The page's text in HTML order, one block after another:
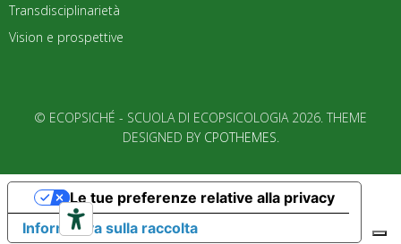
Transdisciplinarietà
Vision e prospettive
© ECOPSICHÉ - SCUOLA DI ECOPSICOLOGIA 2026. THEME
DESIGNED BY CPOTHEMES.
Informativa sulla raccolta
Le tue preferenze relative alla privacy